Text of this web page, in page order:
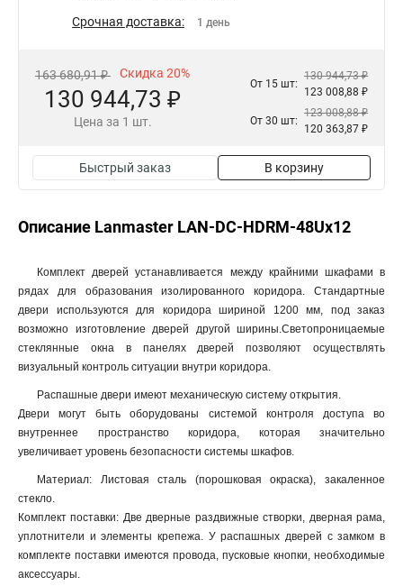
Срочная доставка: 1 день
163 680,91 ₽ Скидка 20%
130 944,73 ₽
Цена за 1 шт.
От 15 шт:
130 944,73 ₽
123 008,88 ₽
От 30 шт:
123 008,88 ₽
120 363,87 ₽
Быстрый заказ В корзину
Описание Lanmaster LAN-DC-HDRM-48Ux12
Комплект дверей устанавливается между крайними шкафами в
рядах для образования изолированного коридора. Стандартные
двери используются для коридора шириной 1200 мм, под заказ
возможно изготовление дверей другой ширины.Светопроницаемые
стеклянные окна в панелях дверей позволяют осуществлять
визуальный контроль ситуации внутри коридора.
Распашные двери имеют механическую систему открытия.
Двери могут быть оборудованы системой контроля доступа во
внутреннее пространство коридора, которая значительно
увеличивает уровень безопасности системы шкафов.
Материал: Листовая сталь (порошковая окраска), закаленное
стекло.
Комплект поставки: Две дверные раздвижные створки, дверная рама,
уплотнители и элементы крепежа. У распашных дверей с замком в
комплекте поставки имеются провода, пусковые кнопки, необходимые
аксессуары.